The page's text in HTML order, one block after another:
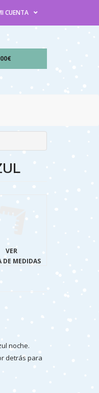
CUENTA
VER
DE MEDIDAS
noche.
detrás para